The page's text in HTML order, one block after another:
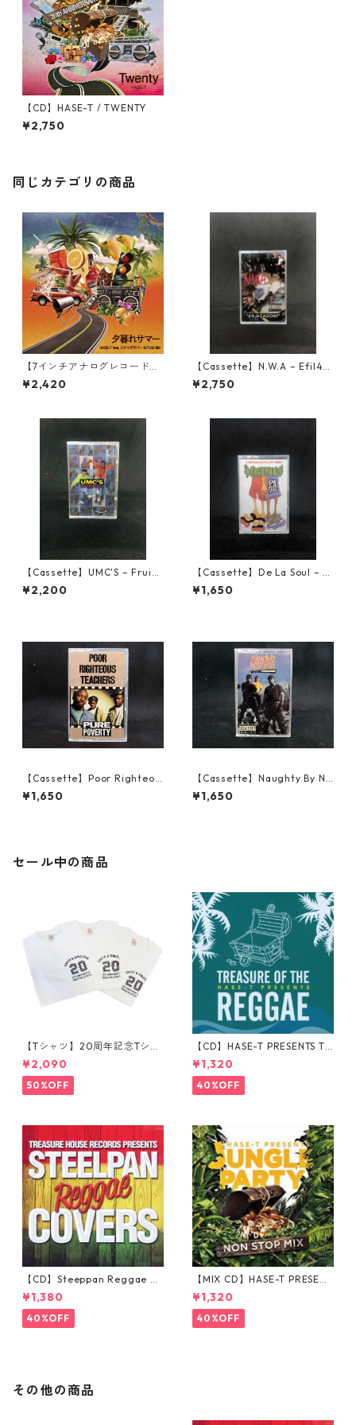
【CD】HASE-T / TWENTY
¥2,750
同じカテゴリの商品
【7インチアナログレコード】
夕暮れサマー / HASE-T feat.
スチャダラパー＆PUSHIM
¥2,420
【Cassette】N.W.A – Efil4z
aggin
¥2,750
【Cassette】UMC'S – Fruits
Of Nature
¥2,200
【Cassette】De La Soul – A
Roller Skating Jam Named
"Saturdays"
¥1,650
【Cassette】Poor Righteou
s Teachers – Pure Poverty
¥1,650
【Cassette】Naughty By Na
ture ‎– Naughty By Nature
¥1,650
セール中の商品
【Tシャツ】20周年記念Tシャ
ツ
¥2,090
50%OFF
【CD】HASE-T PRESENTS TR
EASURE OF THE REGGAE
¥1,320
40%OFF
【CD】Steeppan Reggae Co
vers
¥1,380
40%OFF
【MIX CD】HASE-T PRESENT
S JUNGLE PARTY NONSTOP
MIX
¥1,320
40%OFF
その他の商品